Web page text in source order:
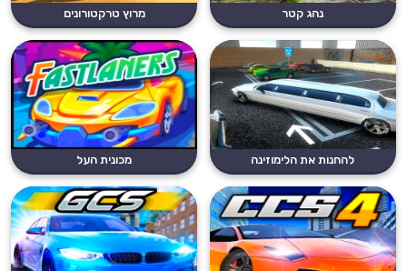
נהג קטר מרוץ טרקטורונים
להחנות את הלימוזינה מכונית העל